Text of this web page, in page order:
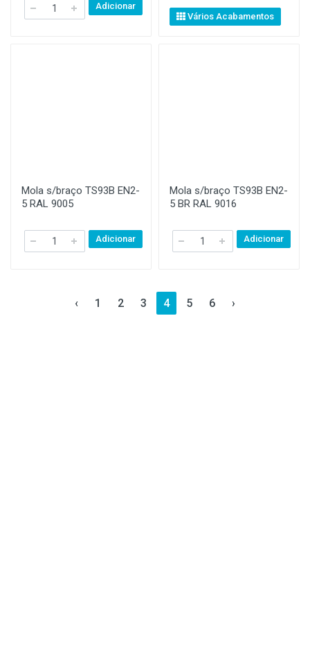
Adicionar
Vários Acabamentos
Mola s/braço TS93B EN2-
5 RAL 9005
Adicionar
Mola s/braço TS93B EN2-
5 BR RAL 9016
Adicionar
‹ 1 2 3 4 5 6 ›